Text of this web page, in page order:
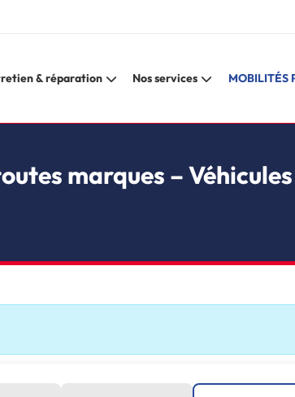
& réparation Nos services MOBILITÉS
marques –